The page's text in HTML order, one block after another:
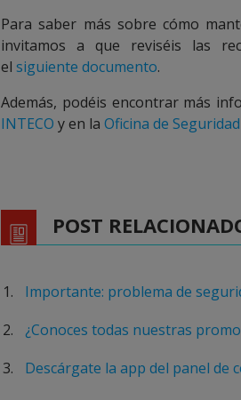
Para saber más sobre cómo
invitamos a que reviséis las
el siguiente documento.
Además, podéis encontrar más
INTECO y en la Oficina de
POST
Importante: problema de
¿Conoces todas nuestras
Descárgate la app del panel de